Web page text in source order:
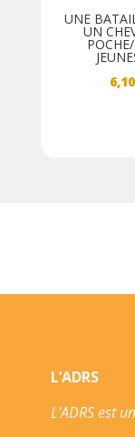
UNE
UN
6,10
L’ADRS
L’ADRS est